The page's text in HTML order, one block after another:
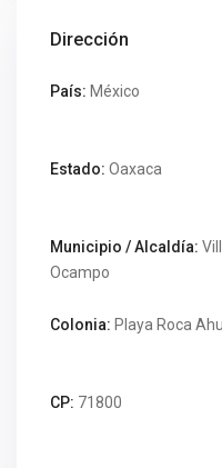
Dirección
País: México
Estado: Oaxaca
Municipio / Alcaldía:
Ocampo
Colonia: Playa Roca
CP: 71800